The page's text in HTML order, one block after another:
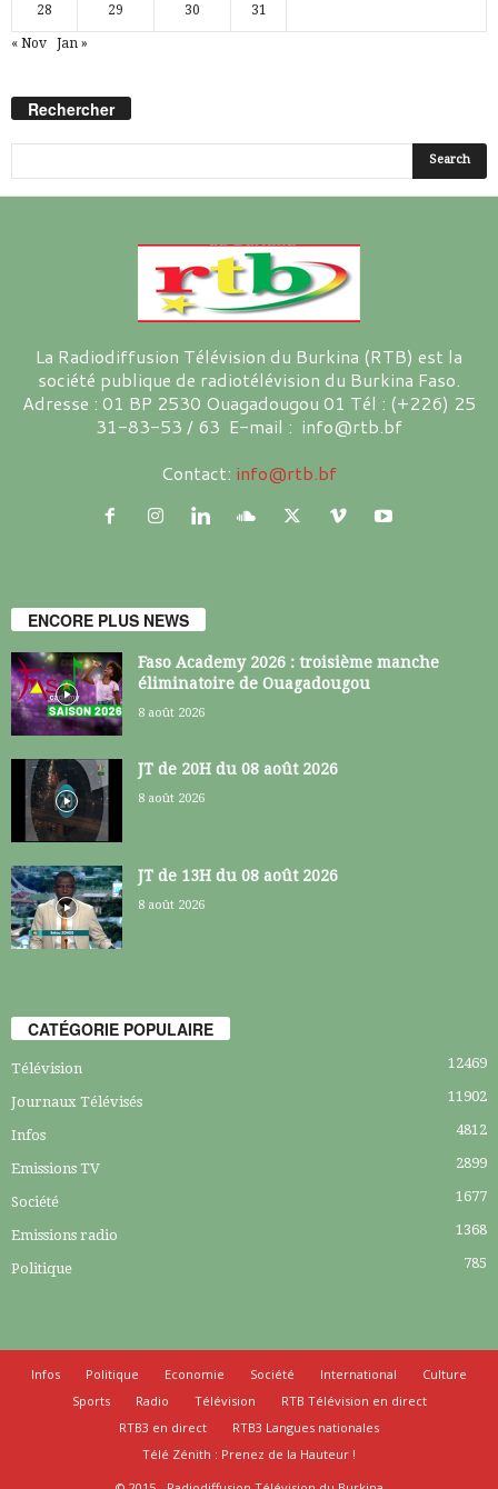
28 29 30 31
« Nov Jan »
Rechercher
La Radiodiffusion Télévision du Burkina (RTB) est la
société publique de radiotélévision du Burkina Faso.
Adresse : 01 BP 2530 Ouagadougou 01 Tél : (+226) 25
31-83-53 / 63 E-mail : info@rtb.bf
Contact: info@rtb.bf
ENCORE PLUS NEWS
Faso Academy 2026 : troisième manche
éliminatoire de Ouagadougou
8 août 2026
JT de 20H du 08 août 2026
8 août 2026
JT de 13H du 08 août 2026
8 août 2026
CATÉGORIE POPULAIRE
Télévision 12469
Journaux Télévisés 11902
Infos 4812
Emissions TV 2899
Société 1677
Emissions radio 1368
Politique 785
Infos Politique Economie Société International
Culture
Sports
Radio Télévision
RTB Télévision en direct
RTB3 en direct
RTB3 Langues nationales
Télé Zénith : Prenez de la Hauteur !